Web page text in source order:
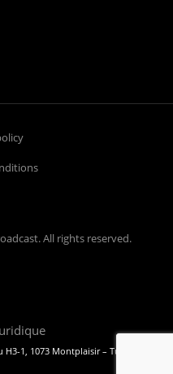
All rights reserved.
1, 1073 Montplaisir – Tunis